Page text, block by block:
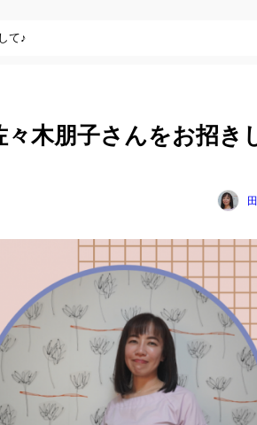
て♪
木朋子さんをお招き